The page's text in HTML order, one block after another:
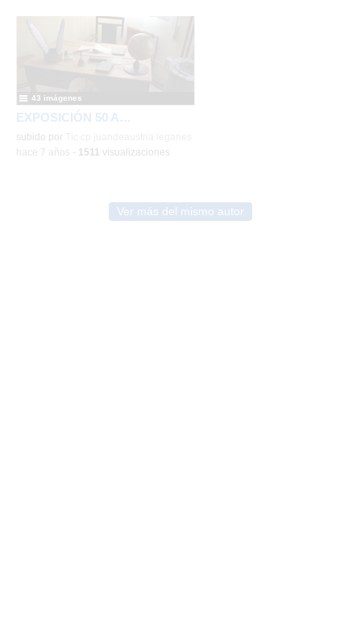
EXPOSICIÓN 50 ANIVERSARIO
subido por
43 imágenes
hace 7 años - 1511 visualizaciones
Ver más del mismo autor